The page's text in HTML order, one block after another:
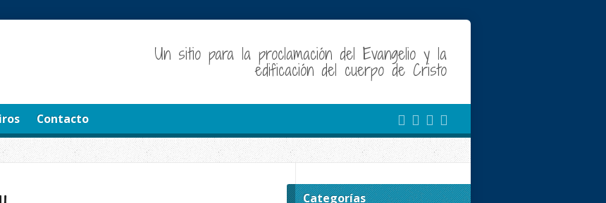
Un sitio para la proclamación del Evangelio y la
edificación del cuerpo de Cristo
Contacto
Categorías